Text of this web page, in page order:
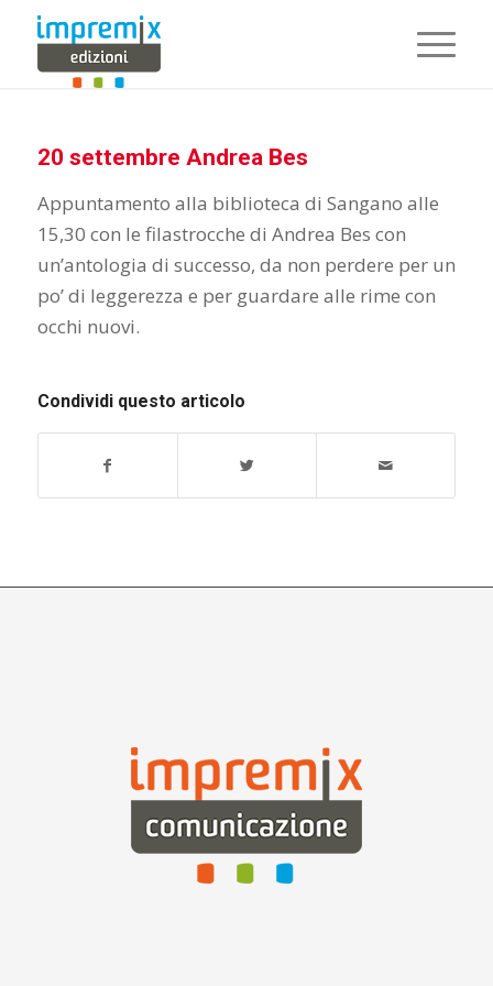
20 settembre Andrea Bes
Appuntamento alla biblioteca di Sangano alle
15,30 con le filastrocche di Andrea Bes con
un’antologia di successo, da non perdere per un
po’ di leggerezza e per guardare alle rime con
occhi nuovi.
Condividi questo articolo